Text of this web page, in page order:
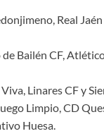
Real Jaén
Bailén CF,
Linares CF y
Limpio, CD
Huesa.